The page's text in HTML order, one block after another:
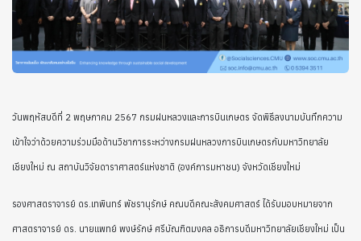
วันพฤหัสบดีที่ 2 พฤษภาคม 2567 กรมฝนหลวงและการบินเกษตร จัดพิธีลงนามบันทึกความ
เข้าใจว่าด้วยความร่วมมือด้านวิชาการระหว่างกรมฝนหลวงการบินเกษตรกับมหาวิทยาลัย
เชียงใหม่ ณ สถาบันวิจัยดาราศาสตร์แห่งชาติ (องค์การมหาชน) จังหวัดเชียงใหม่
รองศาสตราจารย์ ดร.เทพินทร์ พัชรานุรักษ์ คณบดีคณะสังคมศาสตร์ ได้รับมอบหมายจาก
ศาสตราจารย์ ดร. นายแพทย์ พงษ์รักษ์ ศรีบัณฑิตมงคล อธิการบดีมหาวิทยาลัยเชียงใหม่ เป็น